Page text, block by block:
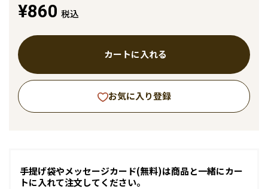
¥860 税込
カートに入れる
お気に入り登録
手提げ袋やメッセージカード(無料)は商品と一緒にカー
トに入れて注文してください。